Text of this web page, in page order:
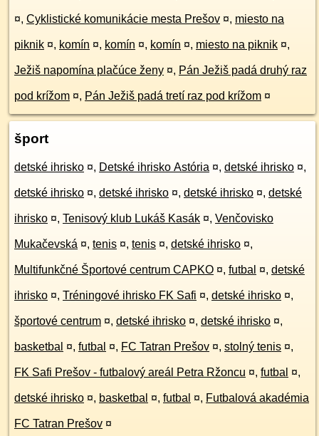
¤, Cyklistické komunikácie mesta Prešov ¤, miesto na
piknik ¤, komín ¤, komín ¤, komín ¤, miesto na piknik ¤,
Ježiš napomína plačúce ženy ¤, Pán Ježiš padá druhý raz
pod krížom ¤, Pán Ježiš padá tretí raz pod krížom ¤
šport
detské ihrisko ¤, Detské ihrisko Astória ¤, detské ihrisko ¤,
detské ihrisko ¤, detské ihrisko ¤, detské ihrisko ¤, detské
ihrisko ¤, Tenisový klub Lukáš Kasák ¤, Venčovisko
Mukačevská ¤, tenis ¤, tenis ¤, detské ihrisko ¤,
Multifunkčné Športové centrum CAPKO ¤, futbal ¤, detské
ihrisko ¤, Tréningové ihrisko FK Safi ¤, detské ihrisko ¤,
športové centrum ¤, detské ihrisko ¤, detské ihrisko ¤,
basketbal ¤, futbal ¤, FC Tatran Prešov ¤, stolný tenis ¤,
FK Safi Prešov - futbalový areál Petra Ržoncu ¤, futbal ¤,
detské ihrisko ¤, basketbal ¤, futbal ¤, Futbalová akadémia
FC Tatran Prešov ¤